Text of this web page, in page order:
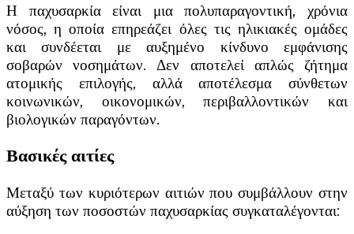
Η παχυσαρκία είναι μια πολυπαραγοντική, χρόνια
νόσος, η οποία επηρεάζει όλες τις ηλικιακές ομάδες
και συνδέεται με αυξημένο κίνδυνο εμφάνισης
σοβαρών νοσημάτων. Δεν αποτελεί απλώς ζήτημα
ατομικής επιλογής, αλλά αποτέλεσμα σύνθετων
κοινωνικών, οικονομικών, περιβαλλοντικών και
βιολογικών παραγόντων.
Βασικές αιτίες
Μεταξύ των κυριότερων αιτιών που συμβάλλουν στην
αύξηση των ποσοστών παχυσαρκίας συγκαταλέγονται: